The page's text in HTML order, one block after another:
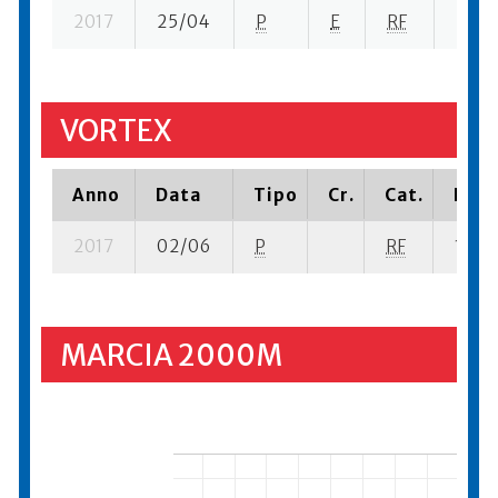
2017 25/04 P E RF
VORTEX
Anno Data Tipo Cr. Cat.
2017 02/06 P RF 16
MARCIA 2000M